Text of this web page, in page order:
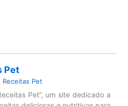
Pet
Receitas Pet
Pet”, um site dedicado a